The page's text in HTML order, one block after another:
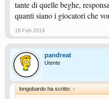
tante di quelle beghe,
quanti siano i giocatori che
18 Feb 2014
pandreat
Utente
longobardo ha scritto: ↑